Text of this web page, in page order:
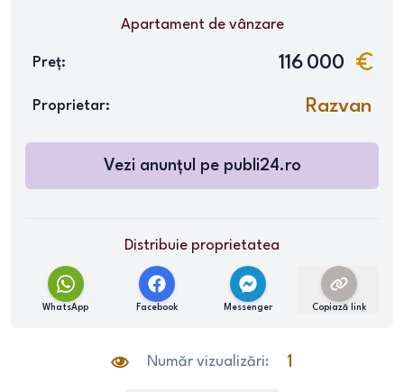
Apartamentde vânzare
Preț: 116 000
Proprietar: Razvan
Vezi anunțul pe publi24.ro
Distribuie proprietatea
WhatsApp Facebook Messenger Copiază link
Număr vizualizări: 1